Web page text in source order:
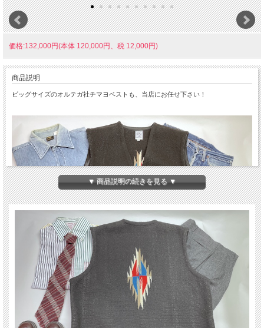
価格:132,000円(本体 120,000円、税 12,000円)
商品説明
ビッグサイズのオルテガ社チマヨベストも、当店にお任せ下さい！
アメリカ合衆国ニューメキシコ州チマヨで、先祖代々8代に渡って、昔ながらの製
法でこつこつと作り続けられている、手織りのチマヨブランケットを素材としてい
ます。
▼ 商品説明の続きを見る ▼